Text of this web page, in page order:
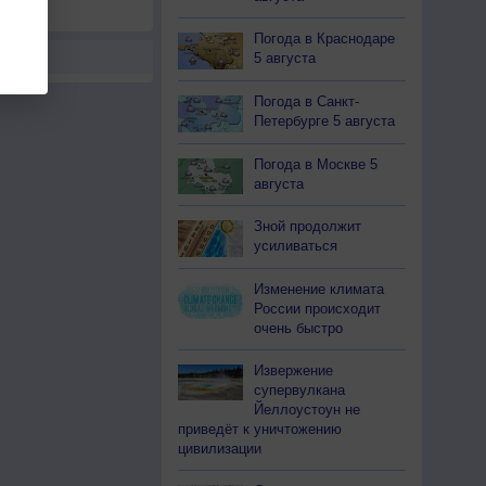
Погода в Краснодаре
5 августа
Погода в Санкт-
Петербурге 5 августа
Погода в Москве 5
августа
Зной продолжит
усиливаться
Изменение климата
России происходит
очень быстро
Извержение
супервулкана
Йеллоустоун не
приведёт к уничтожению
цивилизации